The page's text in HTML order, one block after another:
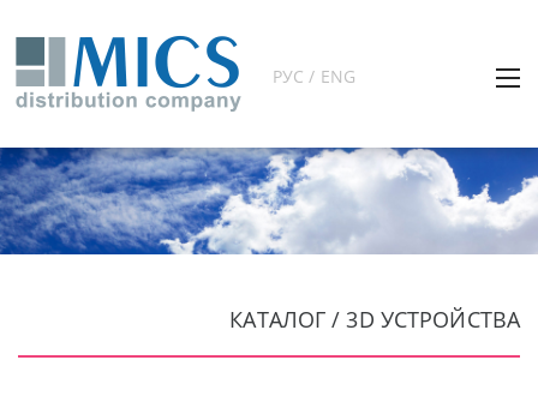
РУС / ENG
КАТАЛОГ / 3D УСТРОЙСТВА